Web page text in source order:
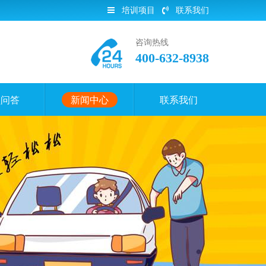
培训项目 联系我们
咨询热线
400-632-8938
答 新闻中心 联系我们